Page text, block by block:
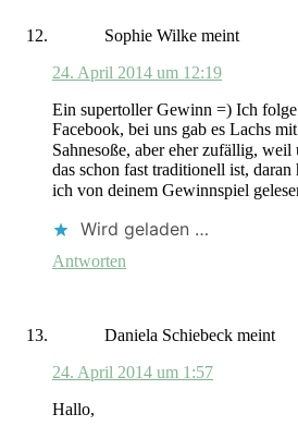
Sophie Wilke meint
24. April 2014 um 12:19
Ein supertoller Gewinn =) Ich
Facebook, bei uns gab es Lachs
Sahnesoße, aber eher zufällig,
das schon fast traditionell ist, daran
ich von deinem Gewinnspiel
Wird geladen …
Antworten
Daniela Schiebeck meint
24. April 2014 um 1:57
Hallo,